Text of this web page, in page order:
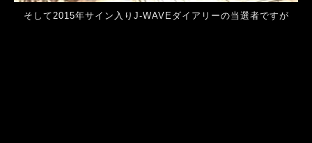
そして2015年サイン入りJ-WAVEダイアリーの当選者ですが